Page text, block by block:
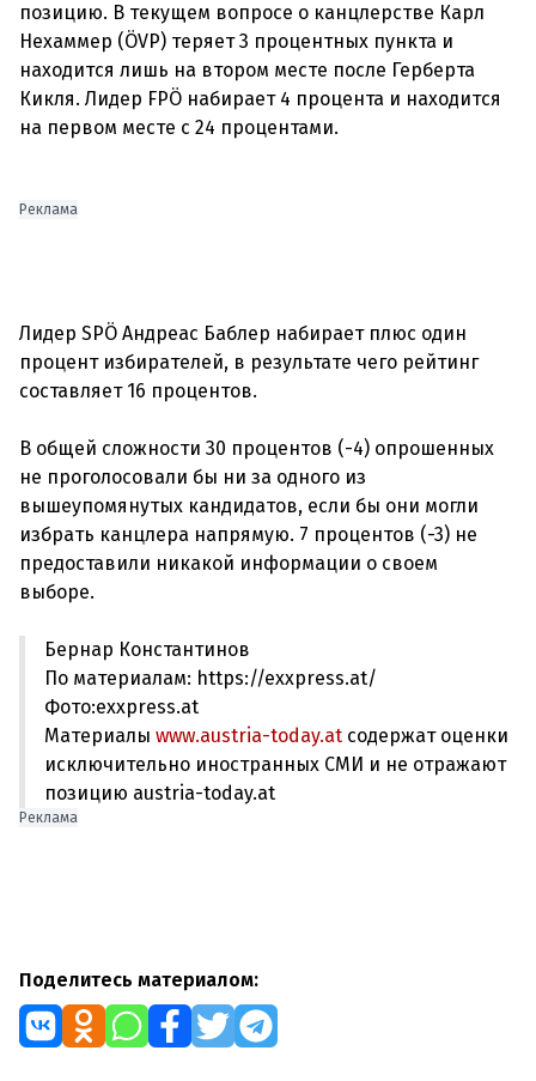
позицию. В текущем вопросе о канцлерстве Карл
Нехаммер (ÖVP) теряет 3 процентных пункта и
находится лишь на втором месте после Герберта
Кикля. Лидер FPÖ набирает 4 процента и находится
на первом месте с 24 процентами.
Реклама
Лидер SPÖ Андреас Баблер набирает плюс один
процент избирателей, в результате чего рейтинг
составляет 16 процентов.
В общей сложности 30 процентов (-4) опрошенных
не проголосовали бы ни за одного из
вышеупомянутых кандидатов, если бы они могли
избрать канцлера напрямую. 7 процентов (-3) не
предоставили никакой информации о своем
Бернар Константинов
По материалам: https://exxpress.at/
Фото:exxpress.at
Материалы www.austria-today.at содержат оценки
исключительно иностранных СМИ и не отражают
позицию austria-today.at
Реклама
Поделитесь материалом: